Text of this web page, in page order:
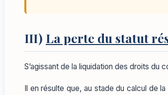
III) La perte du statut
S’agissant de la liquidation des droits du
Il en résulte que, au stade du calcul de